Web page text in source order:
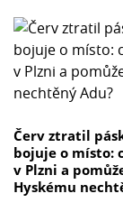
Červ ztratil
bojuje o místo:
v Plzni a
Hyskému